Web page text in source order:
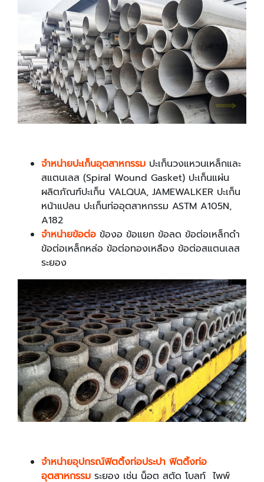
จำหน่ายปะเก็นอุตสาหกรรม ปะเก็นวงแหวนเหล็กและ
สแตนเลส (Spiral Wound Gasket) ปะเก็นแผ่น
ผลิตภัณฑ์ปะเก็น VALQUA, JAMEWALKER ปะเก็น
หน้าแปลน ปะเก็นท่ออุตสาหกรรม ASTM A105N,
A182
จำหน่ายข้อต่อ ข้องอ ข้อแยก ข้อลด ข้อต่อเหล็กดำ
ข้อต่อเหล็กหล่อ ข้อต่อทองเหลือง ข้อต่อสแตนเลส
ระยอง
จำหน่ายอุปกรณ์ฟิตติ้งท่อประปา ฟิตติ้งท่อ
อุตสาหกรรม ระยอง เช่น น็อต สตัด โบลท์ ไพพ์